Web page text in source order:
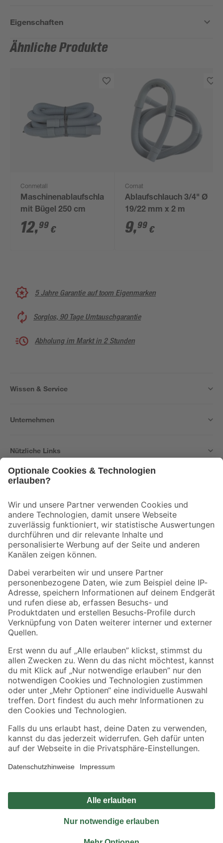
Eigenschaften
Ähnliche Produkte
Conmetall
Maschinenablaufschlauch
mit Bügel 250 cm
12,99 €
Cornat
Ablaufschlauch 3/4" Ø
19/22 mm x 2 m
9,99 €
5 Jahre Garantie auf toom Eigenmarken
Sorglos, 90 Tage Umtauschgarantie
Abholung im Markt in 2 Stunden
Wissen & Service
Unternehmen
Nützliche Links
Der toom Newsletter: Keine Angebote und Aktionen mehr verpassen!
Zur Newsletter Anmeldung
Folge uns
Zahlungsarten Versandarten
Sicher einkaufen
Jetzt die toom-App herunterladen
Alle Preisangaben in EUR inkl. gesetzl. MwSt.. Die dargestellten Angebote sind unter
Umständen nicht in allen Märkten verfügbar. Die angegebenen Verfügbarkeiten beziehen
Produkte nur solange der Vorrat reicht.
*Paketversand ab 59 € versandkostenfrei, gilt nicht für Artikel mit Speditionsversand, hier
Privatsphäre Impressum
Nutzungsbedingungen
Widerrufsrecht
Vertrag widerrufen